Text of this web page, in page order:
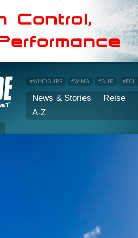
#WINDSURF #WING #SUP #FOIL
News & Stories Reise
A-Z